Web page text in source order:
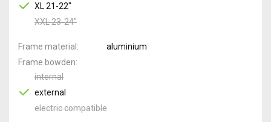
XL 21-22"
XXL 23-24"
Frame material
aluminium
Frame bowden
internal
external
electric compatible